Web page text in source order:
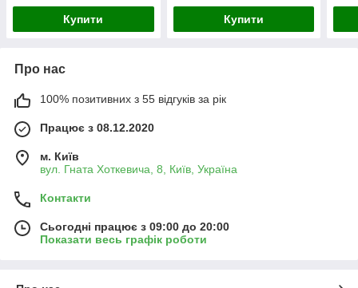
Купити Купити
Про нас
100% позитивних з 55 відгуків за рік
Працює з 08.12.2020
м. Київ
вул. Гната Хоткевича, 8, Київ, Україна
Контакти
Сьогодні працює з 09:00 до 20:00
Показати весь графік роботи